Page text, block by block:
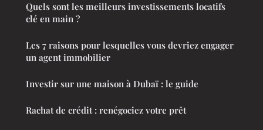
Quels sont les meilleurs investissements locatifs
clé en main ?
Les 7 raisons pour lesquelles vous devriez engager
un agent immobilier
Investir sur une maison à Dubaï : le guide
Rachat de crédit : renégociez votre prêt